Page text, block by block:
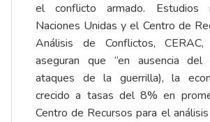
el conflicto armado. Estudios
Naciones Unidas y el Centro de
Análisis de Conflictos,
aseguran que “en ausencia del
ataques de la guerrilla), la
crecido a tasas del 8% en
Centro de Recursos para el